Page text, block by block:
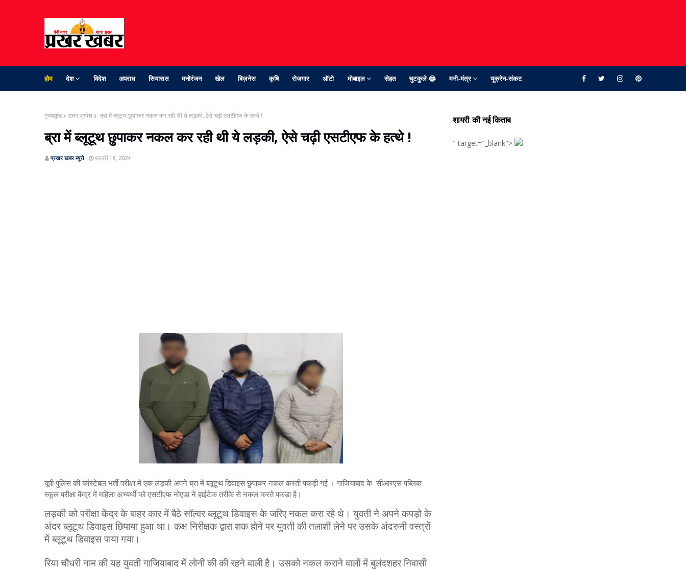
होम देश विदेश अपराध सियासत मनोरंजन खेल बिज़नेस कृषि रोजगार ऑटो मोबाइल सेहत चुटकुले 😂 मनी-मंत्र यूक्रेन-संकट
मुख्यपृष्ठ उत्तर प्रदेश ब्रा में ब्‍लूटूथ छुपाकर नकल कर रही थी ये लड़की, ऐसे चढ़ी एसटीएफ के हत्‍थे !
ब्रा में ब्‍लूटूथ छुपाकर नकल कर रही थी ये लड़की, ऐसे चढ़ी एसटीएफ के हत्‍थे !
प्रखर खबर ब्‍यूरो फ़रवरी 18, 2024
यूपी पुलिस की कांस्‍टेबल भर्ती परीक्षा में एक लड़की अपने ब्रा में ब्‍लूटूथ डिवाइस छुपाकर नकल करती पकड़ी गई । गाजियाबाद के सीआरएस पब्लिक
स्कूल परीक्षा केंद्र में महिला अभ्यर्थी को एसटीएफ नोएडा ने हाईटेक तरीके से नकल करते पकड़ा है।
लड़की को परीक्षा केंद्र के बाहर कार में बैठे सॉल्वर ब्लूटूथ डिवाइस के जरिए नकल करा रहे थे। युवती ने अपने कपड़ो के
अंदर ब्लूटूथ डिवाइस छिपाया हुआ था। कक्ष निरीक्षक द्वारा शक होने पर युवती की तलाशी लेने पर उसके अंदरुनी वस्त्रों
में ब्लूटूथ डिवाइस पाया गया।
रिया चौधरी नाम की यह युवती गाजियाबाद में लोनी की की रहने वाली है। उसको नकल कराने वालों में बुलंदशहर निवासी
शायरी की नई किताब
" target="_blank">